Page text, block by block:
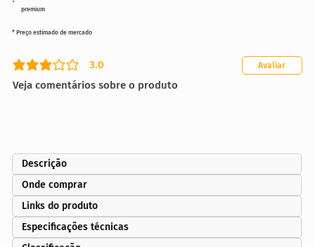
premium
3.0
classificação média é 3 de 5
Veja comentários sobre o produto
Avaliar
* Preço estimado de mercado
Descrição
Onde comprar
Links do produto
Especificações técnicas